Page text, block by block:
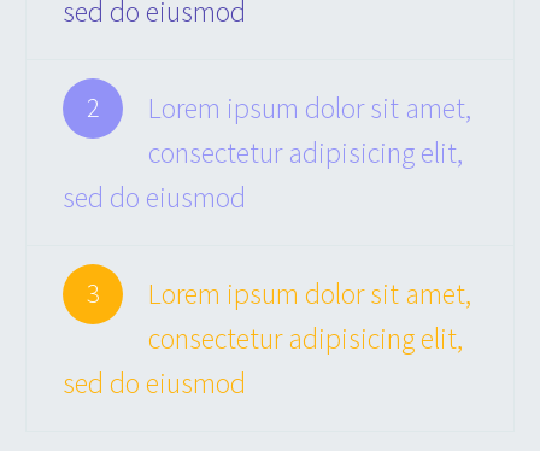
sed do eiusmod
2
Lorem ipsum dolor sit amet,
consectetur adipisicing elit,
sed do eiusmod
3
Lorem ipsum dolor sit amet,
consectetur adipisicing elit,
sed do eiusmod